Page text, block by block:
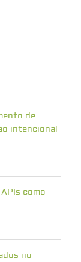
de
intencional
como
no